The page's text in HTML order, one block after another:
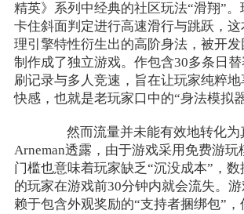
精英》系列中经典的社区玩法“滑翔”
卡住斜面判定进行高速滑行与跳跃，
理引擎特性衍生出的高阶身法，被开
制作成了独立游戏。作包含30多条日
刷记录与多人竞速，旨在让玩家纯粹
快感，也就是老玩家口中的“身法模拟器
然而流量并未能有效地转化为
Arneman透露，由于游戏采用免费游玩
门槛也意味着玩家缺乏“沉没成本”，
的玩家在游戏前30分钟内就会流失。
赖于包含外观奖励的“支持者捆绑包”